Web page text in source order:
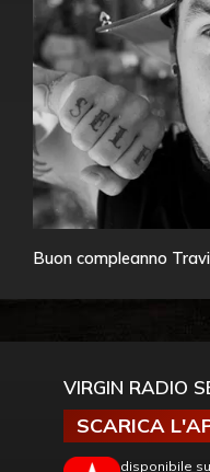
Buon compleanno
VIRGIN RADIO
SCARICA
disponibile su